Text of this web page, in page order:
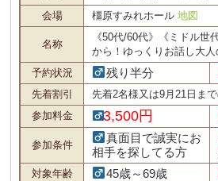
会場
橿原すみれホール地図
名称
《50代/60代》《ミドル世
から！ゆっくりお話し大
予約状況
残り半分
先着割引
先着2名様又は9月21日ま
参加料金
3,500円
参加条件
真面目で誠実にお
相手を探してる方
対象年齢 45歳～69歳